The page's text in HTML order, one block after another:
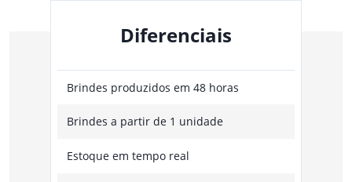
Diferenciais
Brindes produzidos em 48 horas
Brindes a partir de 1 unidade
Estoque em tempo real